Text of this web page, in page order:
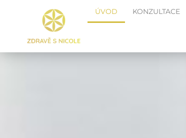
ÚVOD KONZULTACE